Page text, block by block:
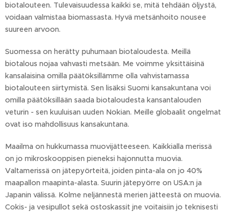
biotalouteen. Tulevaisuudessa kaikki se, mitä tehdään öljystä,
voidaan valmistaa biomassasta. Hyvä metsänhoito nousee
suureen arvoon.
Suomessa on herätty puhumaan biotaloudesta. Meillä
biotalous nojaa vahvasti metsään. Me voimme yksittäisinä
kansalaisina omilla päätöksillämme olla vahvistamassa
biotalouteen siirtymistä. Sen lisäksi Suomi kansakuntana voi
omilla päätöksillään saada biotaloudesta kansantalouden
veturin - sen kuuluisan uuden Nokian. Meille globaalit ongelmat
ovat iso mahdollisuus kansakuntana.
Maailma on hukkumassa muovijätteeseen. Kaikkialla merissä
on jo mikroskooppisen pieneksi hajonnutta muovia.
Valtamerissä on jätepyörteitä, joiden pinta-ala on jo 40%
maapallon maapinta-alasta. Suurin jätepyörre on USA:n ja
Japanin välissä. Kolme neljännestä merien jätteestä on muovia.
Cokis- ja vesipullot sekä ostoskassit jne voitaisiin jo teknisesti